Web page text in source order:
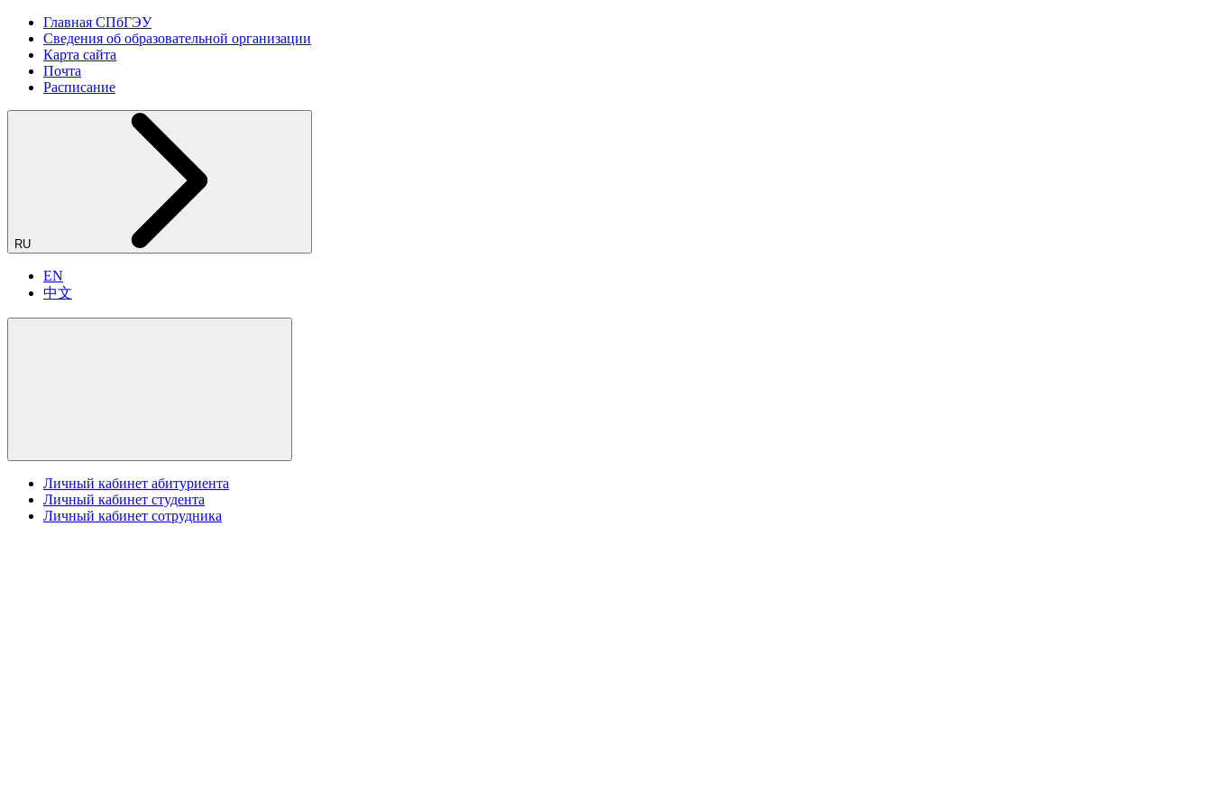
Главная СПбГЭУ
Сведения об образовательной организации
Карта сайта
Почта
Расписание
RU
EN
中文
Личный кабинет абитуриента
Личный кабинет студента
Личный кабинет сотрудника